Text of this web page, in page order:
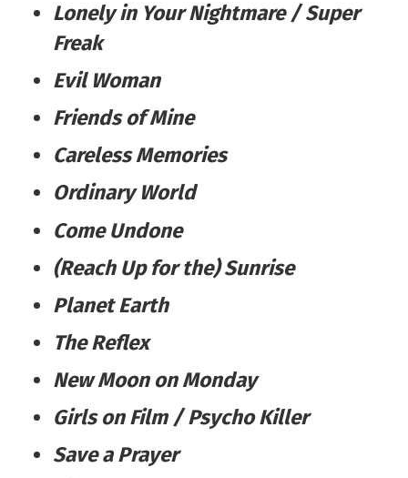
Lonely in Your Nightmare / Super
Freak
Evil Woman
Friends of Mine
Careless Memories
Ordinary World
Come Undone
(Reach Up for the) Sunrise
Planet Earth
The Reflex
New Moon on Monday
Girls on Film / Psycho Killer
Save a Prayer